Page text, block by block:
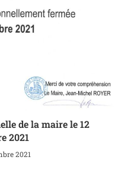
de la maire le 12
2021
2021